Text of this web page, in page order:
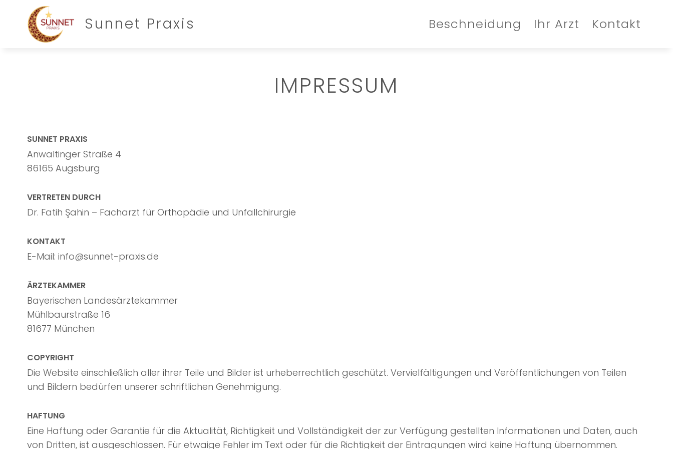
Sunnet Praxis Beschneidung Ihr Arzt Kontakt
IMPRESSUM
SUNNET PRAXIS
Anwaltinger Straße 4
86165 Augsburg
VERTRETEN DURCH
Dr. Fatih Şahin – Facharzt für Orthopädie und Unfallchirurgie
KONTAKT
E-Mail: info@sunnet-praxis.de
ÄRZTEKAMMER
Bayerischen Landesärztekammer
Mühlbaurstraße 16
81677 München
COPYRIGHT
Die Website einschließlich aller ihrer Teile und Bilder ist urheberrechtlich geschützt. Vervielfältigungen und Veröffentlichungen von Teilen
und Bildern bedürfen unserer schriftlichen Genehmigung.
HAFTUNG
Eine Haftung oder Garantie für die Aktualität, Richtigkeit und Vollständigkeit der zur Verfügung gestellten Informationen und Daten, auch
von Dritten, ist ausgeschlossen. Für etwaige Fehler im Text oder für die Richtigkeit der Eintragungen wird keine Haftung übernommen.